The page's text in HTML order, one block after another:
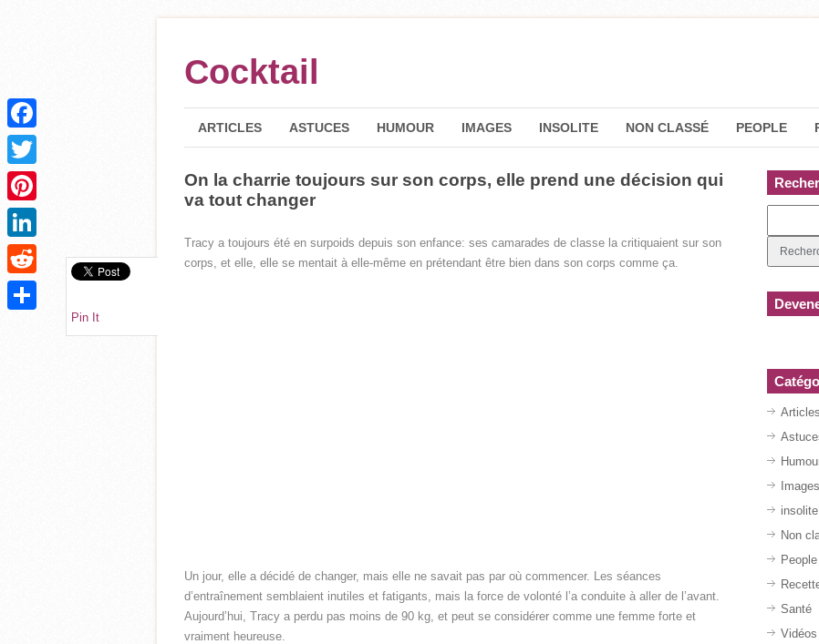
Cocktail
ARTICLES ASTUCES HUMOUR IMAGES INSOLITE NON CLASSÉ PEOPLE
On la charrie toujours sur son corps, elle prend une décision qui
va tout changer
Tracy a toujours été en surpoids depuis son enfance: ses camarades de classe la critiquaient sur son
corps, et elle, elle se mentait à elle-même en prétendant être bien dans son corps comme ça.
Un jour, elle a décidé de changer, mais elle ne savait pas par où commencer. Les séances
d’entraînement semblaient inutiles et fatigants, mais la force de volonté l’a conduite à aller de l’avant.
Aujourd’hui, Tracy a perdu pas moins de 90 kg, et peut se considérer comme une femme forte et
vraiment heureuse.
Pin It
Articles
Images
insolite
Non
People
Santé
Vidéos
Facebook
Twitter
Pinterest
LinkedIn
Reddit